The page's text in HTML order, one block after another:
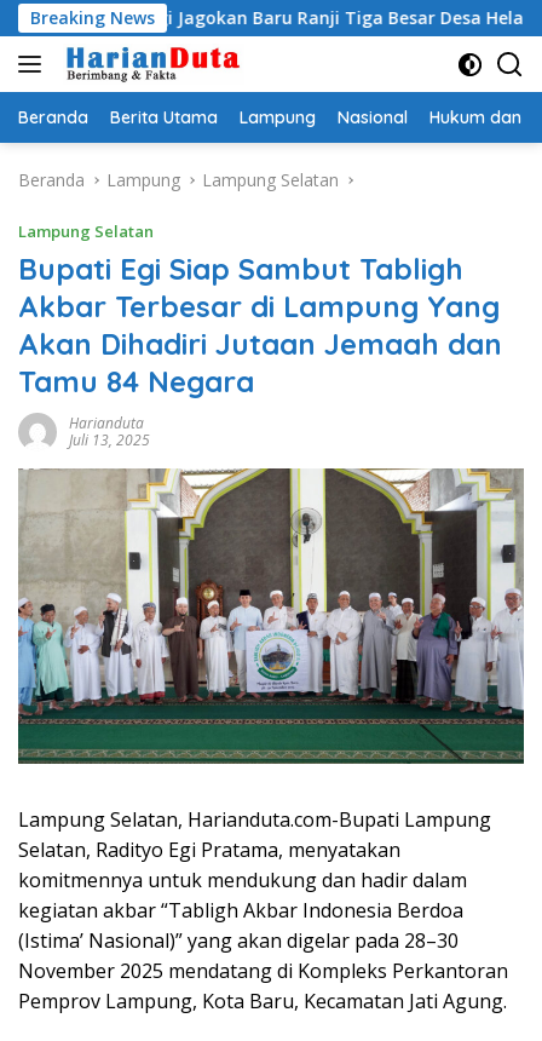
Langsung
ke
konten
Breaking News
Egi Jagokan Baru Ranji Tiga Besar Desa Helau
Beranda Berita Utama Lampung Nasional Hukum dan
Beranda Lampung Lampung Selatan
Lampung Selatan
Bupati Egi Siap Sambut Tabligh
Akbar Terbesar di Lampung Yang
Akan Dihadiri Jutaan Jemaah dan
Tamu 84 Negara
Harianduta
Juli 13, 2025
Lampung Selatan, Harianduta.com-Bupati Lampung
Selatan, Radityo Egi Pratama, menyatakan
komitmennya untuk mendukung dan hadir dalam
kegiatan akbar “Tabligh Akbar Indonesia Berdoa
(Istima’ Nasional)” yang akan digelar pada 28–30
November 2025 mendatang di Kompleks Perkantoran
Pemprov Lampung, Kota Baru, Kecamatan Jati Agung.